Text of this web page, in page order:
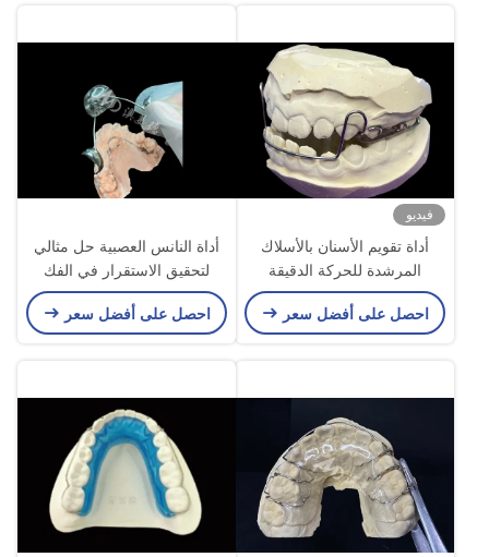
فيديو
أداة تقويم الأسنان بالأسلاك
المرشدة للحركة الدقيقة
للأسنان ومواءمتها
احصل على أفضل سعر
أداة النانس العصبية حل مثالي
لتحقيق الاستقرار في الفك
والحفاظ على الفضاء
احصل على أفضل سعر